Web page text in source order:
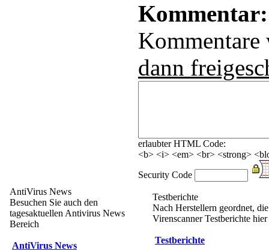
Kommentar:
dann
erlaubter HTML Code:
<b> <i> <em> <br> <strong>
Security Code
AntiVirus News
Besuchen Sie auch den
tagesaktuellen Antivirus News
Bereich
AntiVirus News
Testberichte
Nach Herstellern geordnet,
Virenscanner Testberichte hier
Testberichte